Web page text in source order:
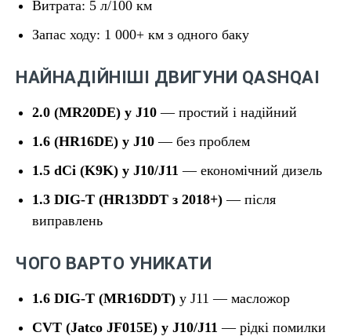
Витрата: 5 л/100 км
Запас ходу: 1 000+ км з одного баку
НАЙНАДІЙНІШІ ДВИГУНИ QASHQAI
2.0 (MR20DE) у J10 — простий і надійний
1.6 (HR16DE) у J10 — без проблем
1.5 dCi (K9K) у J10/J11 — економічний дизель
1.3 DIG-T (HR13DDT з 2018+) — після
виправлень
ЧОГО ВАРТО УНИКАТИ
1.6 DIG-T (MR16DDT) у J11 — масложор
CVT (Jatco JF015E) у J10/J11 — рідкі помилки